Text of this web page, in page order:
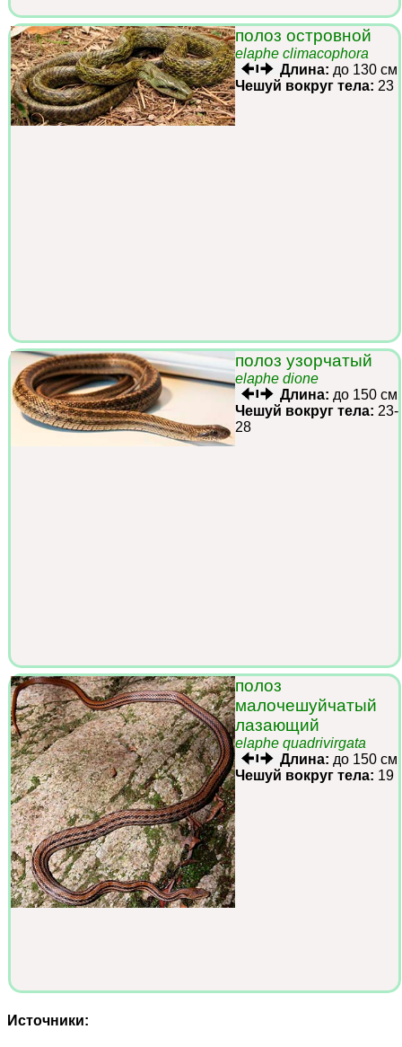
полоз островной
elaphe climacophora
Длина: до 130 см
Чешуй вокруг тела: 23
полоз узорчатый
elaphe dione
Длина: до 150 см
Чешуй вокруг тела: 23-
28
полоз
малочешуйчатый
лазающий
elaphe quadrivirgata
Длина: до 150 см
Чешуй вокруг тела: 19
Источники: